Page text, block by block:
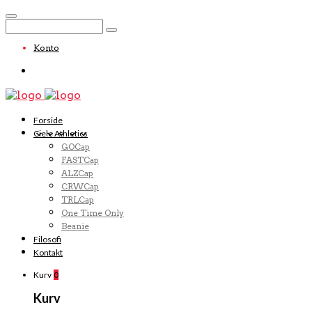
Konto
Forside
Ciele Athletics
GOCap
FASTCap
ALZCap
CRWCap
TRLCap
One Time Only
Beanie
Filosofi
Kontakt
Kurv 0
Kurv